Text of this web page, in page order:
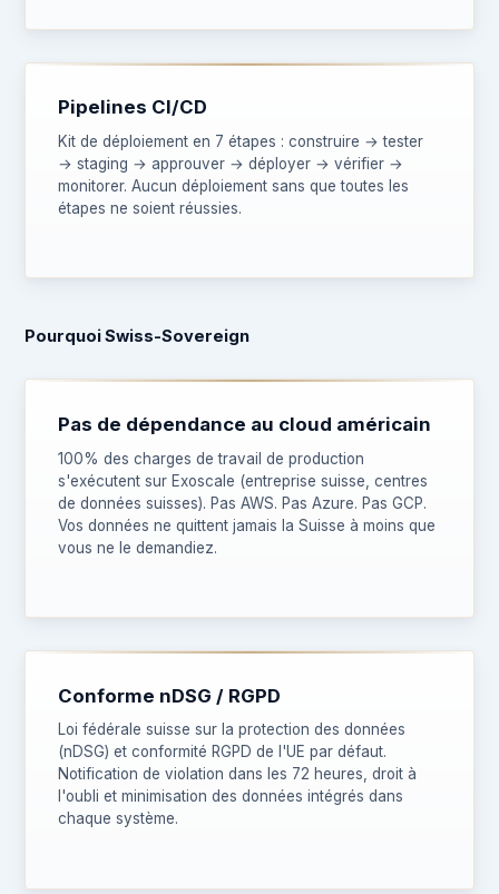
Pipelines CI/CD
Kit de déploiement en 7 étapes : construire → tester
→ staging → approuver → déployer → vérifier →
monitorer. Aucun déploiement sans que toutes les
étapes ne soient réussies.
Pourquoi Swiss-Sovereign
Pas de dépendance au cloud américain
100% des charges de travail de production
s'exécutent sur Exoscale (entreprise suisse, centres
de données suisses). Pas AWS. Pas Azure. Pas GCP.
Vos données ne quittent jamais la Suisse à moins que
vous ne le demandiez.
Conforme nDSG / RGPD
Loi fédérale suisse sur la protection des données
(nDSG) et conformité RGPD de l'UE par défaut.
Notification de violation dans les 72 heures, droit à
l'oubli et minimisation des données intégrés dans
chaque système.